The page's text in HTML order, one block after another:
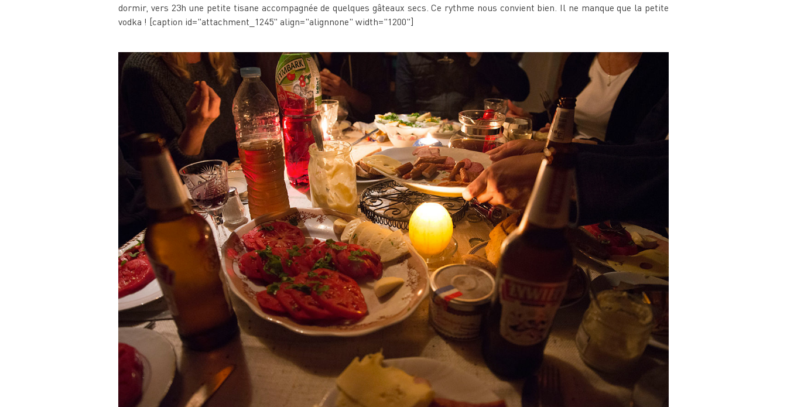
dormir, vers 23h une petite tisane accompagnée de quelques gâteaux secs. Ce rythme nous convient bien. Il ne manque que la petite
vodka ! [caption id="attachment_1245" align="alignnone" width="1200"]